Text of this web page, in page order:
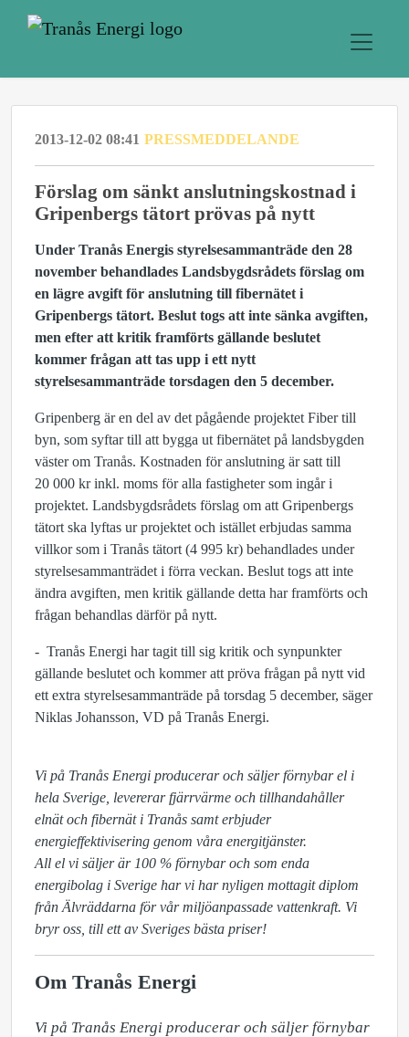
2013-12-02 08:41 PRESSMEDDELANDE
Förslag om sänkt anslutningskostnad i
Gripenbergs tätort prövas på nytt
Under Tranås Energis styrelsesammanträde den 28
november behandlades Landsbygdsrådets förslag om
en lägre avgift för anslutning till fibernätet i
Gripenbergs tätort. Beslut togs att inte sänka avgiften,
men efter att kritik framförts gällande beslutet
kommer frågan att tas upp i ett nytt
styrelsesammanträde torsdagen den 5 december.
Gripenberg är en del av det pågående projektet Fiber till
byn, som syftar till att bygga ut fibernätet på landsbygden
väster om Tranås. Kostnaden för anslutning är satt till
20 000 kr inkl. moms för alla fastigheter som ingår i
projektet. Landsbygdsrådets förslag om att Gripenbergs
tätort ska lyftas ur projektet och istället erbjudas samma
villkor som i Tranås tätort (4 995 kr) behandlades under
styrelsesammanträdet i förra veckan. Beslut togs att inte
ändra avgiften, men kritik gällande detta har framförts och
frågan behandlas därför på nytt.
- Tranås Energi har tagit till sig kritik och synpunkter
gällande beslutet och kommer att pröva frågan på nytt vid
ett extra styrelsesammanträde på torsdag 5 december, säger
Niklas Johansson, VD på Tranås Energi.
Vi på Tranås Energi producerar och säljer förnybar el i
hela Sverige, levererar fjärrvärme och tillhandahåller
elnät och fibernät i Tranås samt erbjuder
energieffektivisering genom våra energitjänster.
All el vi säljer är 100 % förnybar och som enda
energibolag i Sverige har vi har nyligen mottagit diplom
från Älvräddarna för vår miljöanpassade vattenkraft. Vi
bryr oss, till ett av Sveriges bästa priser!
Om Tranås Energi
Vi på Tranås Energi producerar och säljer förnybar